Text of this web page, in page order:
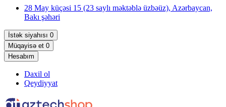
28 May küçəsi 15 (23 saylı məktəblə üzbəüz), Azərbaycan,
Bakı şəhəri
İstək siyahısı 0
Müqayisə et 0
Hesabım
Daxil ol
Qeydiyyat